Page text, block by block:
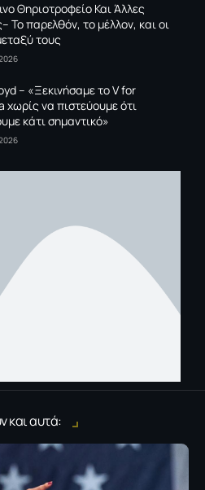
Θηριοτροφείο Και Άλλες
Το παρελθόν, το μέλλον, και οι
τους
– «Ξεκινήσαμε το V for
χωρίς να πιστεύουμε ότι
κάτι σημαντικό»
και αυτά: